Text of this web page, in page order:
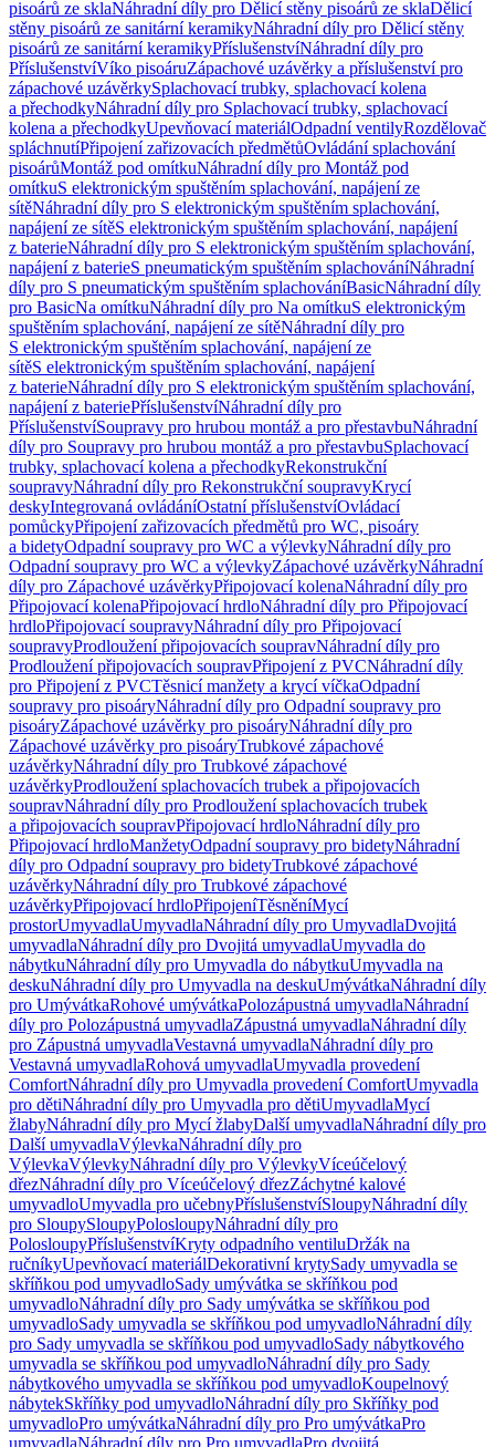
pisoárů ze sklaNáhradní díly pro Dělicí stěny pisoárů ze sklaDělicí
stěny pisoárů ze sanitární keramikyNáhradní díly pro Dělicí stěny
pisoárů ze sanitární keramikyPříslušenstvíNáhradní díly pro
PříslušenstvíVíko pisoáruZápachové uzávěrky a příslušenství pro
zápachové uzávěrkySplachovací trubky, splachovací kolena
a přechodkyNáhradní díly pro Splachovací trubky, splachovací
kolena a přechodkyUpevňovací materiálOdpadní ventilyRozdělovač
spláchnutíPřipojení zařizovacích předmětůOvládání splachování
pisoárůMontáž pod omítkuNáhradní díly pro Montáž pod
omítkuS elektronickým spuštěním splachování, napájení ze
sítěNáhradní díly pro S elektronickým spuštěním splachování,
napájení ze sítěS elektronickým spuštěním splachování, napájení
z baterieNáhradní díly pro S elektronickým spuštěním splachování,
napájení z baterieS pneumatickým spuštěním splachováníNáhradní
díly pro S pneumatickým spuštěním splachováníBasicNáhradní díly
pro BasicNa omítkuNáhradní díly pro Na omítkuS elektronickým
spuštěním splachování, napájení ze sítěNáhradní díly pro
S elektronickým spuštěním splachování, napájení ze
sítěS elektronickým spuštěním splachování, napájení
z baterieNáhradní díly pro S elektronickým spuštěním splachování,
napájení z bateriePříslušenstvíNáhradní díly pro
PříslušenstvíSoupravy pro hrubou montáž a pro přestavbuNáhradní
díly pro Soupravy pro hrubou montáž a pro přestavbuSplachovací
trubky, splachovací kolena a přechodkyRekonstrukční
soupravyNáhradní díly pro Rekonstrukční soupravyKrycí
deskyIntegrovaná ovládáníOstatní příslušenstvíOvládací
pomůckyPřipojení zařizovacích předmětů pro WC, pisoáry
a bidetyOdpadní soupravy pro WC a výlevkyNáhradní díly pro
Odpadní soupravy pro WC a výlevkyZápachové uzávěrkyNáhradní
díly pro Zápachové uzávěrkyPřipojovací kolenaNáhradní díly pro
Připojovací kolenaPřipojovací hrdloNáhradní díly pro Připojovací
hrdloPřipojovací soupravyNáhradní díly pro Připojovací
soupravyProdloužení připojovacích soupravNáhradní díly pro
Prodloužení připojovacích soupravPřipojení z PVCNáhradní díly
pro Připojení z PVCTěsnicí manžety a krycí víčkaOdpadní
soupravy pro pisoáryNáhradní díly pro Odpadní soupravy pro
pisoáryZápachové uzávěrky pro pisoáryNáhradní díly pro
Zápachové uzávěrky pro pisoáryTrubkové zápachové
uzávěrkyNáhradní díly pro Trubkové zápachové
uzávěrkyProdloužení splachovacích trubek a připojovacích
soupravNáhradní díly pro Prodloužení splachovacích trubek
a připojovacích soupravPřipojovací hrdloNáhradní díly pro
Připojovací hrdloManžetyOdpadní soupravy pro bidetyNáhradní
díly pro Odpadní soupravy pro bidetyTrubkové zápachové
uzávěrkyNáhradní díly pro Trubkové zápachové
uzávěrkyPřipojovací hrdloPřipojeníTěsněníMycí
prostorUmyvadlaUmyvadlaNáhradní díly pro UmyvadlaDvojitá
umyvadlaNáhradní díly pro Dvojitá umyvadlaUmyvadla do
nábytkuNáhradní díly pro Umyvadla do nábytkuUmyvadla na
deskuNáhradní díly pro Umyvadla na deskuUmývátkaNáhradní díly
pro UmývátkaRohové umývátkaPolozápustná umyvadlaNáhradní
díly pro Polozápustná umyvadlaZápustná umyvadlaNáhradní díly
pro Zápustná umyvadlaVestavná umyvadlaNáhradní díly pro
Vestavná umyvadlaRohová umyvadlaUmyvadla provedení
ComfortNáhradní díly pro Umyvadla provedení ComfortUmyvadla
pro dětiNáhradní díly pro Umyvadla pro dětiUmyvadlaMycí
žlabyNáhradní díly pro Mycí žlabyDalší umyvadlaNáhradní díly pro
Další umyvadlaVýlevkaNáhradní díly pro
VýlevkaVýlevkyNáhradní díly pro VýlevkyVíceúčelový
dřezNáhradní díly pro Víceúčelový dřezZáchytné kalové
umyvadloUmyvadla pro učebnyPříslušenstvíSloupyNáhradní díly
pro SloupySloupyPolosloupyNáhradní díly pro
PolosloupyPříslušenstvíKryty odpadního ventiluDržák na
ručníkyUpevňovací materiálDekorativní krytySady umyvadla se
skříňkou pod umyvadloSady umývátka se skříňkou pod
umyvadloNáhradní díly pro Sady umývátka se skříňkou pod
umyvadloSady umyvadla se skříňkou pod umyvadloNáhradní díly
pro Sady umyvadla se skříňkou pod umyvadloSady nábytkového
umyvadla se skříňkou pod umyvadloNáhradní díly pro Sady
nábytkového umyvadla se skříňkou pod umyvadloKoupelnový
nábytekSkříňky pod umyvadloNáhradní díly pro Skříňky pod
umyvadloPro umývátkaNáhradní díly pro Pro umývátkaPro
umyvadlaNáhradní díly pro Pro umyvadlaPro dvojitá